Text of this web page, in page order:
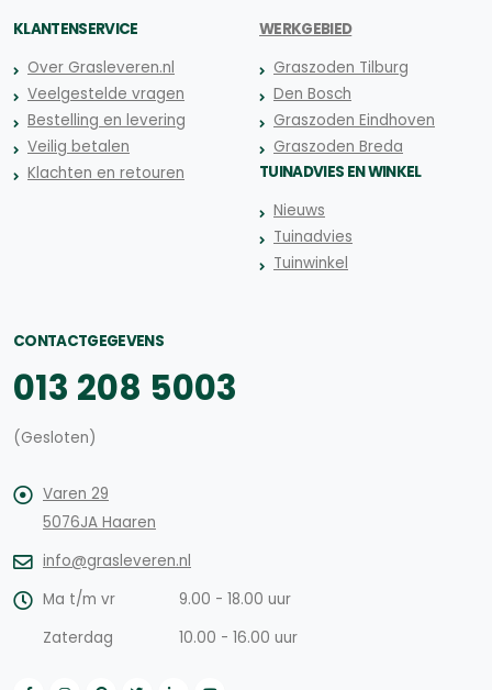
KLANTENSERVICE
Over Grasleveren.nl
Veelgestelde vragen
Bestelling en levering
Veilig betalen
Klachten en retouren
WERKGEBIED
Graszoden Tilburg
Den Bosch
Graszoden Eindhoven
Graszoden Breda
TUINADVIES EN WINKEL
Nieuws
Tuinadvies
Tuinwinkel
CONTACTGEGEVENS
013 208 5003
(Gesloten)
Varen 29
5076JA Haaren
info@grasleveren.nl
Ma t/m vr
9.00 - 18.00 uur
Zaterdag
10.00 - 16.00 uur